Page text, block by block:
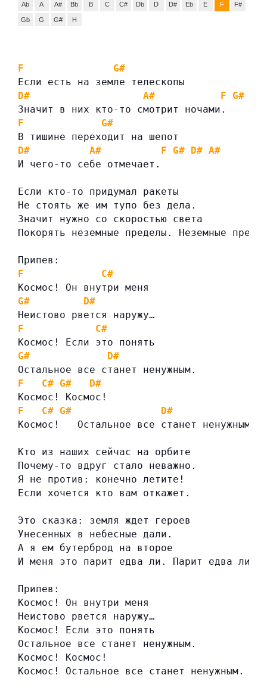
Ab A A# Bb B C C# Db D D# Eb E F F#
Gb G G# H
F
G#
Если есть на земле телескопы
D#
A# F G#
Значит в них кто-то смотрит ночами.
F
G#
В тишине переходит на шепот
D#
A# F G# D# A#
И чего-то себе отмечает.
Если кто-то придумал ракеты
Не стоять же им тупо без дела.
Значит нужно со скоростью света
Покорять неземные пределы. Неземные
Припев:
F
C#
Космос! Он внутри меня
G#
D#
Неистово рвется наружу…
F
C#
Космос! Если это понять
G#
D#
Остальное все станет ненужным.
F
C# G#
D#
Космос! Космос!
F
C# G#
D#
Космос!   Остальное все станет ненужным.
Кто из наших сейчас на орбите
Почему-то вдруг стало неважно.
Я не против: конечно летите!
Если хочется кто вам откажет.
Это сказка: земля ждет героев
Унесенных в небесные дали.
А я ем бутерброд на второе
И меня это парит едва ли. Парит едва ли…
Припев:
Космос! Он внутри меня
Неистово рвется наружу…
Космос! Если это понять
Остальное все станет ненужным.
Космос! Космос!
Космос! Остальное все станет ненужным.